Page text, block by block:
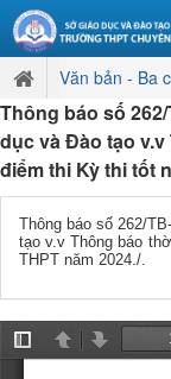
Văn bản - Ba
Thông báo số
dục và Đào tạo
điểm thi Kỳ thi tốt
Thông báo số 262/
tạo v.v Thông báo
THPT năm 2024./.